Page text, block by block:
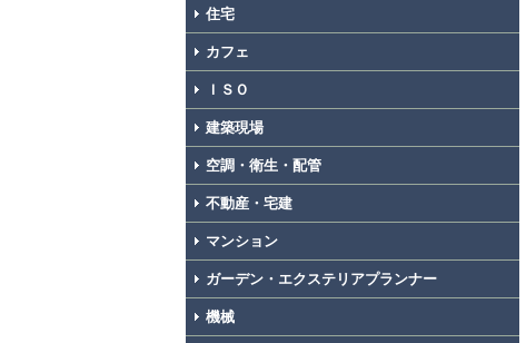
住宅
カフェ
ＩＳＯ
建築現場
空調・衛生・配管
不動産・宅建
マンション
ガーデン・エクステリアプランナー
機械